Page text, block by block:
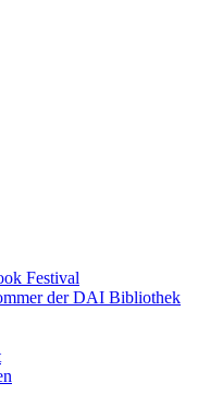
Festival
der DAI Bibliothek